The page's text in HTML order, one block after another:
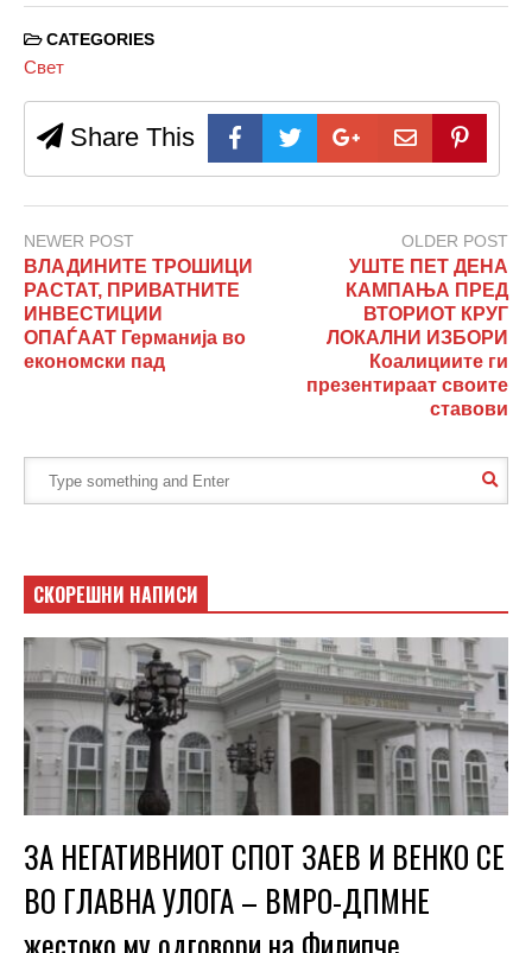
CATEGORIES
Свет
Share This
NEWER POST
ВЛАДИНИТЕ ТРОШИЦИ
РАСТАТ, ПРИВАТНИТЕ
ИНВЕСТИЦИИ
ОПАЃААТ Германија во
економски пад
OLDER POST
УШТЕ ПЕТ ДЕНА
КАМПАЊА ПРЕД
ВТОРИОТ КРУГ
ЛОКАЛНИ ИЗБОРИ
Коалициите ги
презентираат своите
ставови
СКОРЕШНИ НАПИСИ
ЗА НЕГАТИВНИОТ СПОТ ЗАЕВ И ВЕНКО СЕ
ВО ГЛАВНА УЛОГА – ВМРО-ДПМНЕ